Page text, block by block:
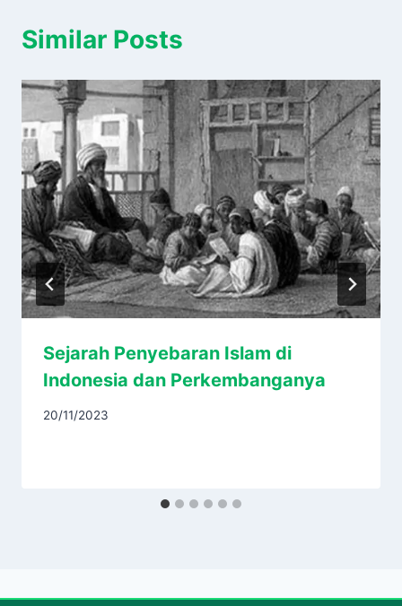
Similar Posts
Sejarah Penyebaran Islam di
Indonesia dan Perkembanganya
20/11/2023